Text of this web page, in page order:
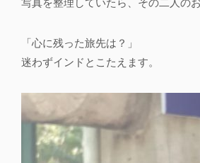
「心に残った旅先は？」
迷わずインドとこたえます。